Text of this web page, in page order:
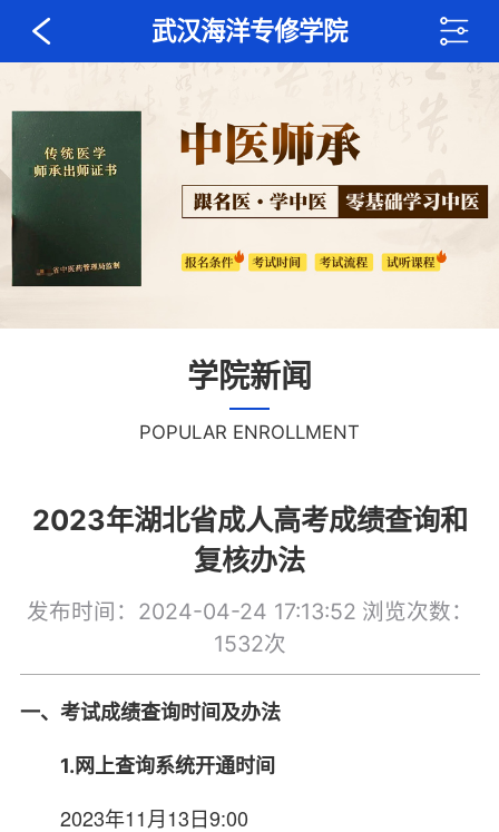
武汉海洋专修学院
学院新闻
POPULAR ENROLLMENT
2023年湖北省成人高考成绩查询和
复核办法
发布时间：2024-04-24 17:13:52 浏览次数：
1532次
一、考试成绩查询时间及办法
1.网上查询系统开通时间
2023年11月13日9:00